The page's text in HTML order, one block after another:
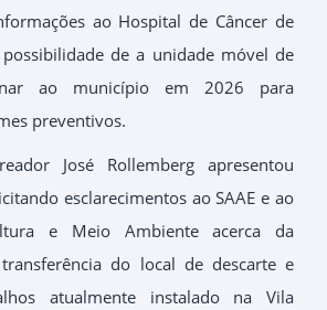
ao Hospital de Câncer de
de a unidade móvel de
ao município em 2026 para
preventivos.
José Rollemberg apresentou
esclarecimentos ao SAAE e ao
e Meio Ambiente acerca da
do local de descarte e
atualmente instalado na Vila